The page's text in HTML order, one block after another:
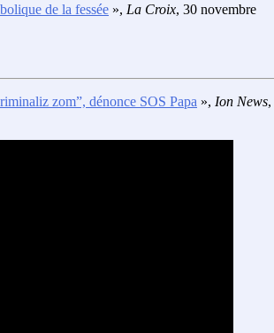
de la fessée », La Croix, 30 novembre
zom”, dénonce SOS Papa », Ion News,